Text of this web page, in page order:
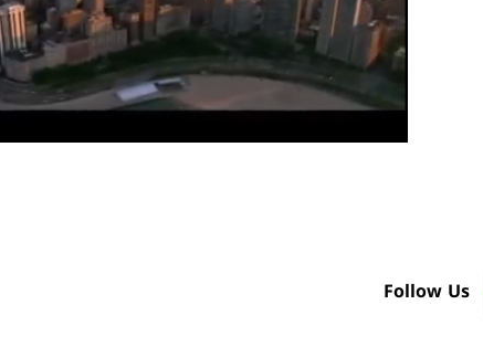
Follow Us